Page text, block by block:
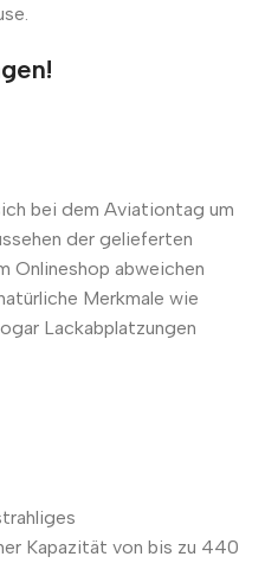
bei dem Aviationtag um
der gelieferten
Onlineshop abweichen
Merkmale wie
Lackabplatzungen
Kapazität von bis zu 440